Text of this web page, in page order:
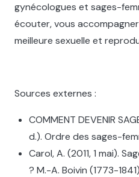
gynécologues et sages-
écouter, vous
meilleure sexuelle et
Sources externes :
COMMENT DEVENIR
d.). Ordre des sages-
Carol, A. (2011, 1 mai).
? M.-A. Boivin (1773-